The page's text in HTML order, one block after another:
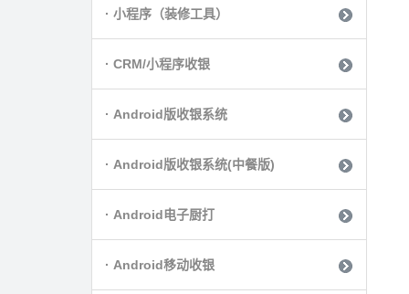
· 小程序（装修工具）
· CRM/小程序收银
· Android版收银系统
· Android版收银系统(中餐版)
· Android电子厨打
· Android移动收银